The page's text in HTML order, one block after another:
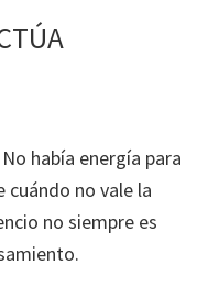
había energía para
cuándo no vale la
no siempre es